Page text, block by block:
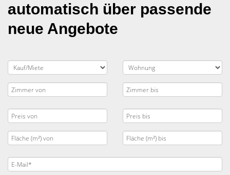
automatisch über passende
neue Angebote